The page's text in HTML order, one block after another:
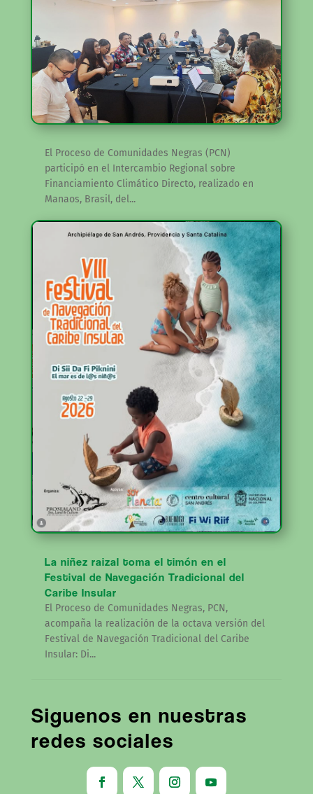
El Proceso de Comunidades Negras (PCN)
participó en el Intercambio Regional sobre
Financiamiento Climático Directo, realizado en
Manaos, Brasil, del...
La niñez raizal toma el timón en el
Festival de Navegación Tradicional del
Caribe Insular
El Proceso de Comunidades Negras, PCN,
acompaña la realización de la octava versión del
Festival de Navegación Tradicional del Caribe
Insular: Di...
Siguenos en nuestras
redes sociales